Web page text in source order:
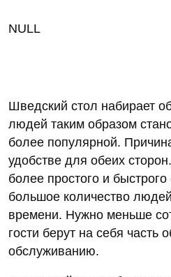
NULL
Шведский стол набирает
людей таким образом
более популярной.
удобстве для обеих
более простого и
большое количество
времени. Нужно меньше
гости берут на себя часть
обслуживанию.